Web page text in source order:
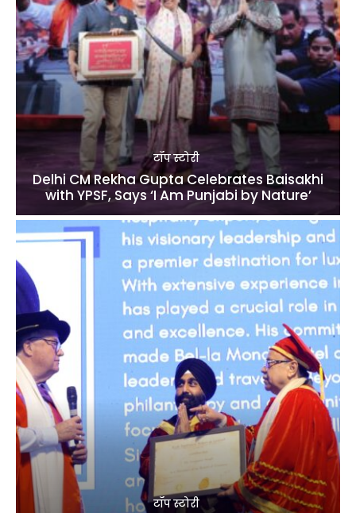
टॉप स्टोरी
Delhi CM Rekha Gupta Celebrates Baisakhi
with YPSF, Says ‘I Am Punjabi by Nature’
टॉप स्टोरी